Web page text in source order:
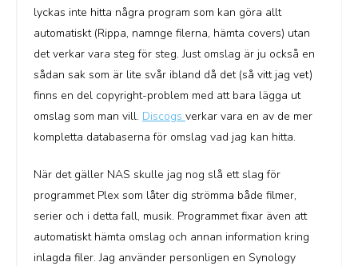
lyckas inte hitta några program som kan göra allt
automatiskt (Rippa, namnge filerna, hämta covers) utan
det verkar vara steg för steg. Just omslag är ju också en
sådan sak som är lite svår ibland då det (så vitt jag vet)
finns en del copyright-problem med att bara lägga ut
omslag som man vill. Discogs verkar vara en av de mer
kompletta databaserna för omslag vad jag kan hitta.
När det gäller NAS skulle jag nog slå ett slag för
programmet Plex som låter dig strömma både filmer,
serier och i detta fall, musik. Programmet fixar även att
automatiskt hämta omslag och annan information kring
inlagda filer. Jag använder personligen en Synology